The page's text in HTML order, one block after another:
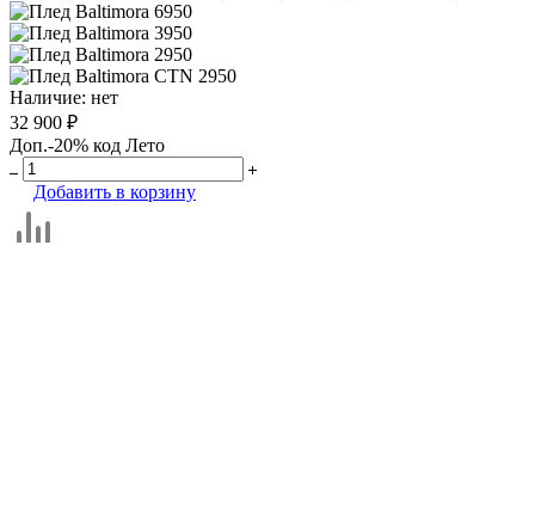
Наличие: нет
32 900 ₽
Доп.-20% код Лето
Добавить в корзину